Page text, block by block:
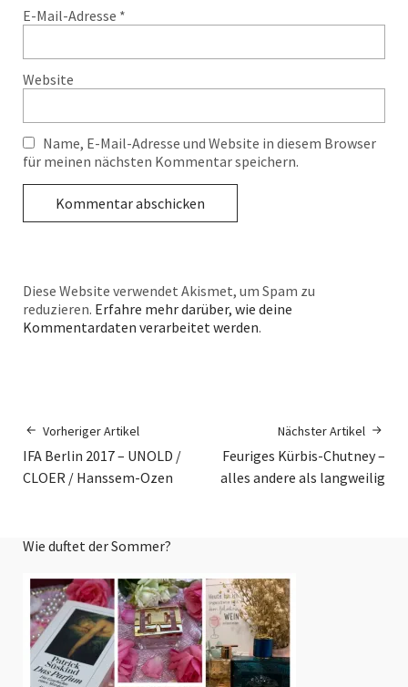
E-Mail-Adresse *
Website
Name, E-Mail-Adresse und Website in diesem Browser
für meinen nächsten Kommentar speichern.
Diese Website verwendet Akismet, um Spam zu
reduzieren. Erfahre mehr darüber, wie deine
Kommentardaten verarbeitet werden.
Vorheriger Artikel
IFA Berlin 2017 – UNOLD /
CLOER / Hanssem-Ozen
Nächster Artikel
Feuriges Kürbis-Chutney –
alles andere als langweilig
Wie duftet der Sommer?